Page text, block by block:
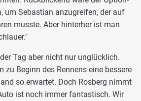
um Sebastian anzugreifen, der auf
musste. Aber hinterher ist man
Tag aber nicht nur unglücklich.
zu Beginn des Rennens eine bessere
so erwartet. Doch Rosberg nimmt
ist noch immer fantastisch. Wir